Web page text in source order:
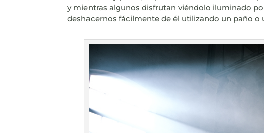
y mientras algunos disfrutan viéndolo iluminado
deshacernos fácilmente de él utilizando un paño o